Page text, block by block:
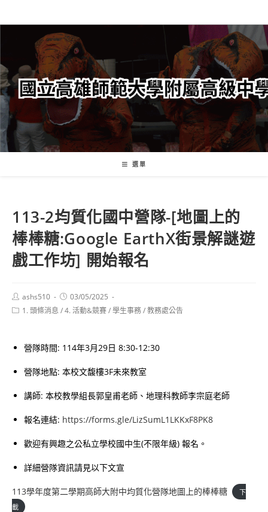
轉
要
內
容
選單
113-2均質化國中營隊-[地圖上的
棒棒糖:Google EarthX街景解謎遊
戲工作坊] 開始報名
Post
author:
ashs510
Post
published:
03/05/2025
Post1. 頭條消息 /4. 活動&競賽/學生事務/教務處公告
營隊時間: 114年3月29日 8:30-12:30
營隊地點: 本校文馥樓3F未來教室
講師: 本校教學組長郭皇甫老師、地理科教師李宗庭老師
報名連結: https://forms.gle/LizSumL1LKKxF8PK8
歡迎有興趣之公私立學校國中生(不限年級) 報名。
詳細營隊資訊請見以下文宣
113學年度第二學期高師大附中均質化營隊地圖上的棒棒糖
下
載